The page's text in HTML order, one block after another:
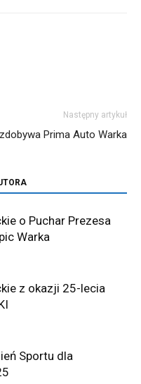
Następny artykuł
Prima Auto Warka
o Puchar Prezesa
Warka
z okazji 25-lecia
Sportu dla